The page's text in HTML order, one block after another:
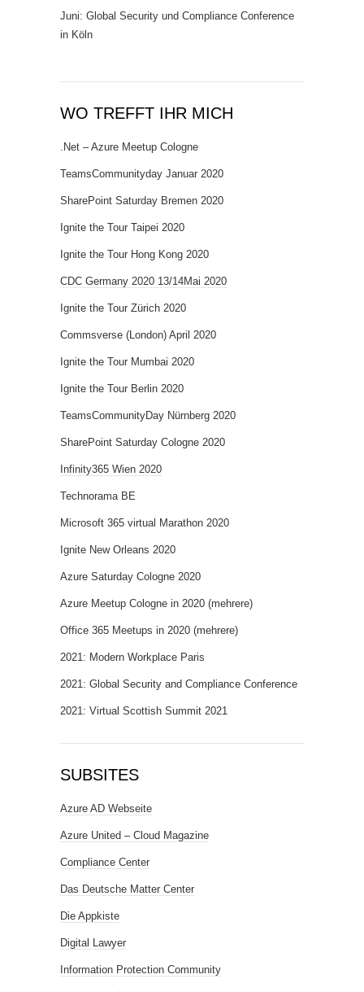
Juni: Global Security und Compliance Conference
in Köln
WO TREFFT IHR MICH
.Net – Azure Meetup Cologne
TeamsCommunityday Januar 2020
SharePoint Saturday Bremen 2020
Ignite the Tour Taipei 2020
Ignite the Tour Hong Kong 2020
CDC Germany 2020 13/14Mai 2020
Ignite the Tour Zürich 2020
Commsverse (London) April 2020
Ignite the Tour Mumbai 2020
Ignite the Tour Berlin 2020
TeamsCommunityDay Nürnberg 2020
SharePoint Saturday Cologne 2020
Infinity365 Wien 2020
Technorama BE
Microsoft 365 virtual Marathon 2020
Ignite New Orleans 2020
Azure Saturday Cologne 2020
Azure Meetup Cologne in 2020 (mehrere)
Office 365 Meetups in 2020 (mehrere)
2021: Modern Workplace Paris
2021: Global Security and Compliance Conference
2021: Virtual Scottish Summit 2021
SUBSITES
Azure AD Webseite
Azure United – Cloud Magazine
Compliance Center
Das Deutsche Matter Center
Die Appkiste
Digital Lawyer
Information Protection Community